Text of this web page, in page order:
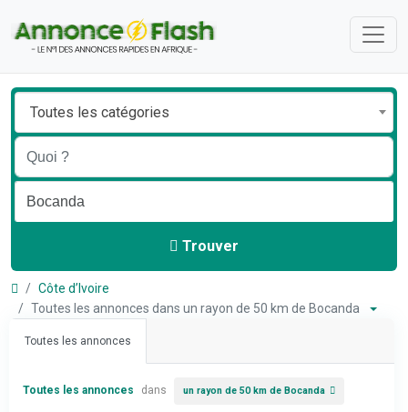
Toutes les catégories
Trouver
Côte d’Ivoire
Toutes les annonces dans un rayon de 50 km de Bocanda
Toutes les annonces
Toutes les annonces dans un rayon de 50 km de Bocanda